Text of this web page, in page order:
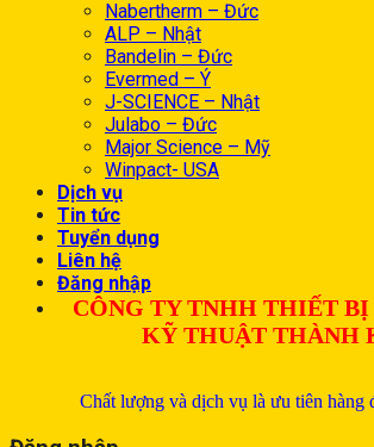
Nabertherm – Đức
ALP – Nhật
Bandelin – Đức
Evermed – Ý
J-SCIENCE – Nhật
Julabo – Đức
Major Science – Mỹ
Winpact- USA
Dịch vụ
Tin tức
Tuyển dụng
Liên hệ
Đăng nhập
CÔNG TY TNHH THIẾT
KỸ THUẬT THÀNH
Chất lượng và dịch vụ là ưu tiên hàng